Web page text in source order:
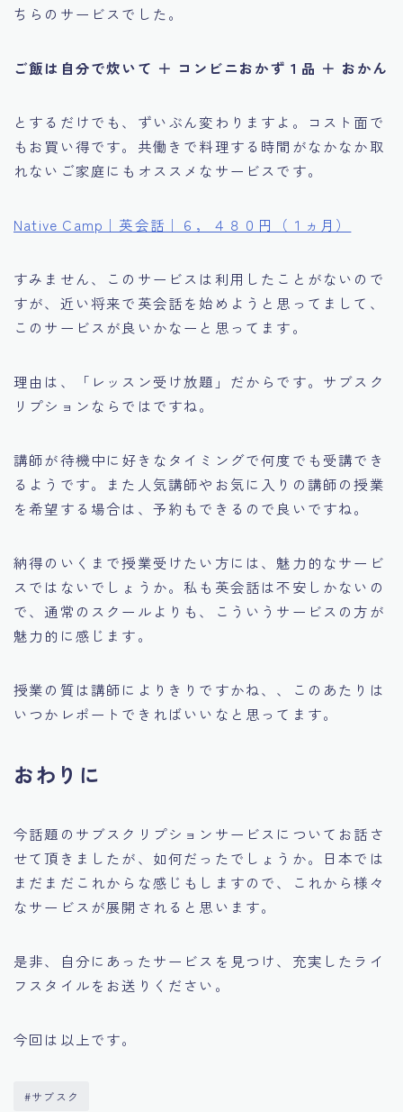
ちらのサービスでした。
ご飯は自分で炊いて ＋ コンビニおかず１品 ＋ おかん
とするだけでも、ずいぶん変わりますよ。コスト面で
もお買い得です。共働きで料理する時間がなかなか取
れないご家庭にもオススメなサービスです。
Native Camp｜英会話｜６，４８０円（１ヵ月）
すみません、このサービスは利用したことがないので
すが、近い将来で英会話を始めようと思ってまして、
このサービスが良いかなーと思ってます。
理由は、「レッスン受け放題」だからです。サブスク
リプションならではですね。
講師が待機中に好きなタイミングで何度でも受講でき
るようです。また人気講師やお気に入りの講師の授業
を希望する場合は、予約もできるので良いですね。
納得のいくまで授業受けたい方には、魅力的なサービ
スではないでしょうか。私も英会話は不安しかないの
で、通常のスクールよりも、こういうサービスの方が
魅力的に感じます。
授業の質は講師によりきりですかね、、このあたりは
いつかレポートできればいいなと思ってます。
おわりに
今話題のサブスクリプションサービスについてお話さ
せて頂きましたが、如何だったでしょうか。日本では
まだまだこれからな感じもしますので、これから様々
なサービスが展開されると思います。
是非、自分にあったサービスを見つけ、充実したライ
フスタイルをお送りください。
今回は以上です。
#サブスク